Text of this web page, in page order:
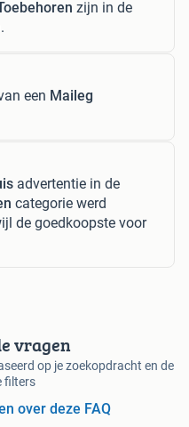
zijn in de
een Maileg
advertentie in de
categorie werd
de goedkoopste voor
vragen
op je zoekopdracht en de
filters
over deze FAQ